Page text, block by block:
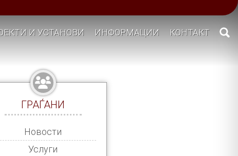
И УСТАНОВИ ИНФОРМАЦИИ КОНТАКТ
ГРАЃАНИ
Новости
Услуги